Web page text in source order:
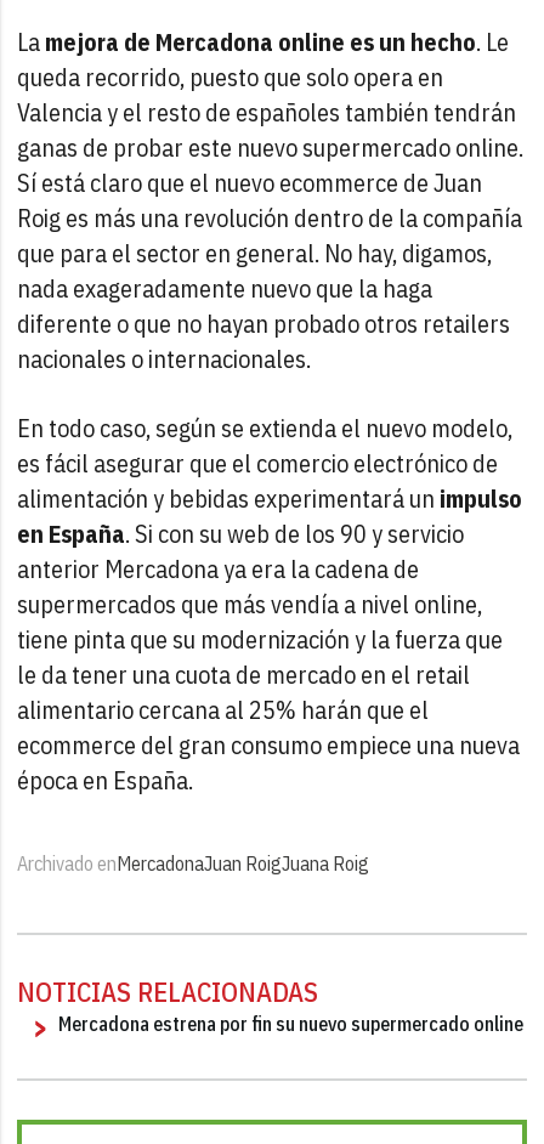
Lamejora de Mercadona online es un hecho. Le
queda recorrido, puesto que solo opera en
Valencia y el resto de españoles también tendrán
ganas de probar este nuevo supermercado online.
Sí está claro que el nuevo ecommerce de Juan
Roig es más una revolución dentro de la compañía
que para el sector en general. No hay, digamos,
nada exageradamente nuevo que la haga
diferente o que no hayan probado otros retailers
nacionales o internacionales.
En todo caso, según se extienda el nuevo modelo,
es fácil asegurar que el comercio electrónico de
alimentación y bebidas experimentará un impulso
en España. Si con su web de los 90 y servicio
anterior Mercadona ya era la cadena de
supermercados que más vendía a nivel online,
tiene pinta que su modernización y la fuerza que
le da tener una cuota de mercado en el retail
alimentario cercana al 25% harán que el
ecommerce del gran consumo empiece una nueva
época en España.
Archivado enMercadonaJuan RoigJuana Roig
NOTICIAS RELACIONADAS
Mercadona estrena por fin su nuevo supermercado online